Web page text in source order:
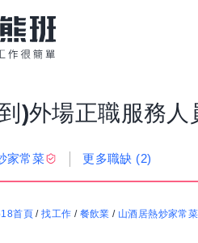
)外場正職服務
家常菜 更多職缺 (2)
首頁 /找工作 / 餐飲業 / 山酒居熱炒家常菜